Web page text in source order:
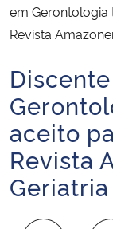
Ministério da Economia
Ministério da
Ministério da
Ministério da Educação
Ministério da Cidadania
em
Revista
Início do
aceito
Revista